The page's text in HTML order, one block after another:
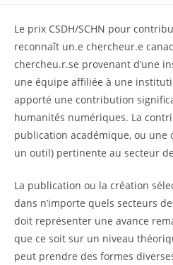
Le prix CSDH/SCHN pour
reconnaît un.e chercheur.e
chercheu.r.se provenant d’une
une équipe affiliée à une
apporté une contribution
humanités numériques. La
publication académique, ou une
un outil) pertinente au secteur
La publication ou la création
dans n’importe quels secteurs
doit représenter une avance
que ce soit sur un niveau
peut prendre des formes